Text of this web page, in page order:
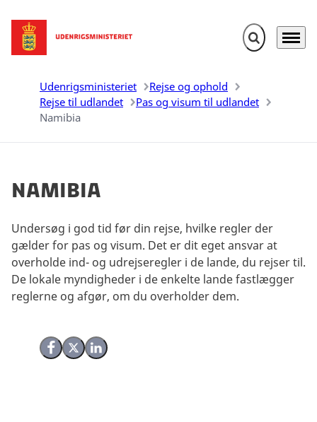
Gå til forsiden Fold søgefelt
Menu
Udenrigsministeriet
Rejse og ophold
Rejse til udlandet
Pas og visum til udlandet
Namibia
Namibia
Del på Facebook
Del på X (Twitter)
Del på LinkedIn
Undersøg i god tid før din rejse, hvilke regler der
gælder for pas og visum. Det er dit eget ansvar at
overholde ind- og udrejseregler i de lande, du rejser til.
De lokale myndigheder i de enkelte lande fastlægger
reglerne og afgør, om du overholder dem.